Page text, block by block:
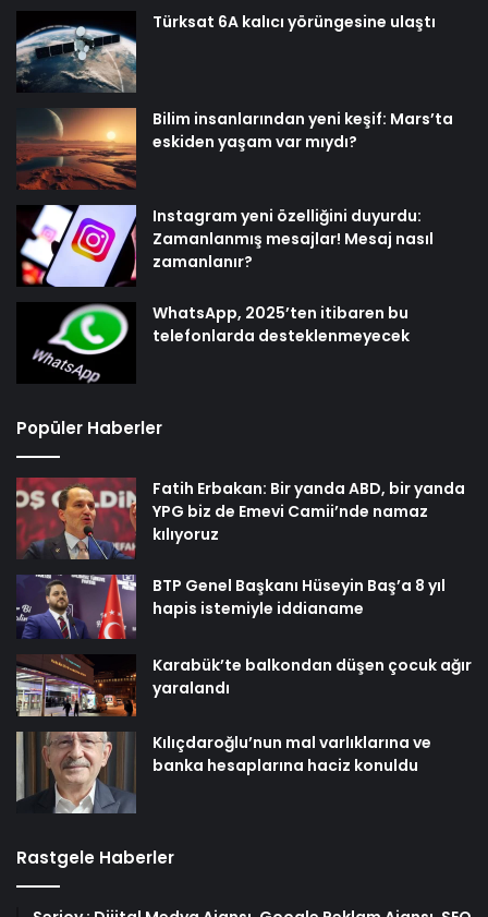
Türksat 6A kalıcı yörüngesine ulaştı
Bilim insanlarından yeni keşif: Mars’ta
eskiden yaşam var mıydı?
Instagram yeni özelliğini duyurdu:
Zamanlanmış mesajlar! Mesaj nasıl
zamanlanır?
WhatsApp, 2025’ten itibaren bu
telefonlarda desteklenmeyecek
Popüler Haberler
Fatih Erbakan: Bir yanda ABD, bir yanda
YPG biz de Emevi Camii’nde namaz
kılıyoruz
BTP Genel Başkanı Hüseyin Baş’a 8 yıl
hapis istemiyle iddianame
Karabük’te balkondan düşen çocuk ağır
yaralandı
Kılıçdaroğlu’nun mal varlıklarına ve
banka hesaplarına haciz konuldu
Rastgele Haberler